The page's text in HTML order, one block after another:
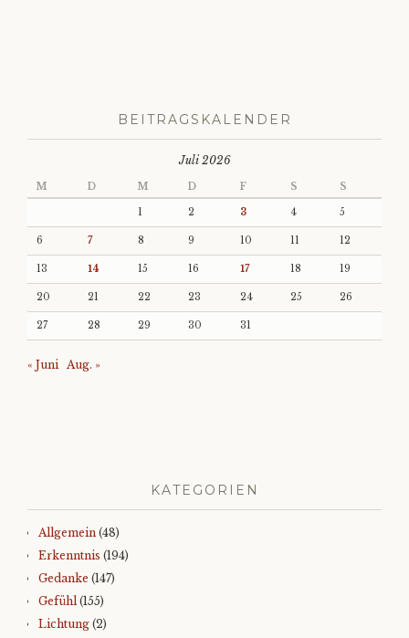
BEITRAGSKALENDER
Juli 2026
M D M D F S S
1 2 3 4 5
6 7 8 9 10 11 12
13 14 15 16 17 18 19
20 21 22 23 24 25 26
27 28 29 30 31
« Juni Aug. »
KATEGORIEN
Allgemein (48)
Erkenntnis (194)
Gedanke (147)
Gefühl(155)
Lichtung (2)